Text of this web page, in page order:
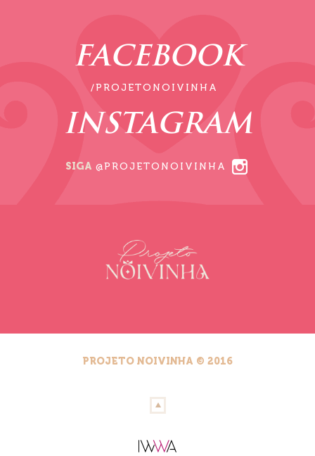
FACEBOOK
/PROJETONOIVINHA
INSTAGRAM
SIGA @PROJETONOIVINHA
PROJETO NOIVINHA © 2016